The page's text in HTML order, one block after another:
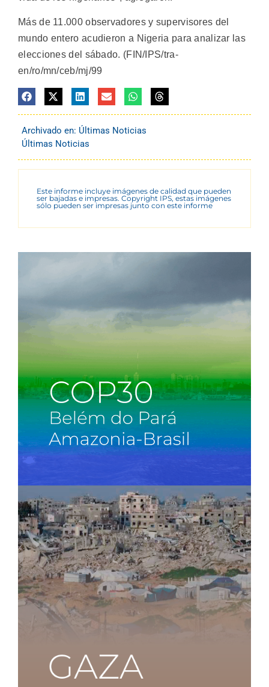
Más de 11.000 observadores y supervisores del
mundo entero acudieron a Nigeria para analizar las
elecciones del sábado. (FIN/IPS/tra-
en/ro/mn/ceb/mj/99
Archivado en: Últimas Noticias
Últimas Noticias
Este informe incluye imágenes de calidad que pueden
ser bajadas e impresas. Copyright IPS, estas imágenes
sólo pueden ser impresas junto con este informe